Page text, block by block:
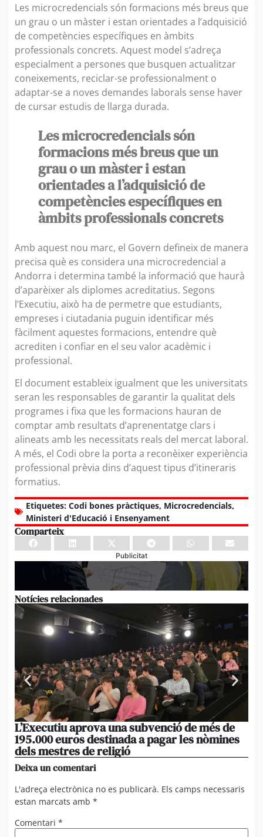
Les microcredencials són formacions més breus que
un grau o un màster i estan orientades a l’adquisició
de competències específiques en àmbits
professionals concrets. Aquest model s’adreça
especialment a persones que busquen actualitzar
coneixements, reciclar-se professionalment o
adaptar-se a noves demandes laborals sense haver
de cursar estudis de llarga durada.
Les microcredencials són
formacions més breus que un
grau o un màster i estan
orientades a l’adquisició de
competències específiques en
àmbits professionals concrets
Amb aquest nou marc, el Govern defineix de manera
precisa què es considera una microcredencial a
Andorra i determina també la informació que haurà
d’aparèixer als diplomes acreditatius. Segons
l’Executiu, això ha de permetre que estudiants,
empreses i ciutadania puguin identificar més
fàcilment aquestes formacions, entendre què
acrediten i confiar en el seu valor acadèmic i
professional.
El document estableix igualment que les universitats
seran les responsables de garantir la qualitat dels
programes i fixa que les formacions hauran de
comptar amb resultats d’aprenentatge clars i
alineats amb les necessitats reals del mercat laboral.
A més, el Codi obre la porta a reconèixer experiència
professional prèvia dins d’aquest tipus d’itineraris
formatius.
Etiquetes: Codi bones pràctiques, Microcredencials,
Ministeri d'Educació i Ensenyament
Comparteix
Publicitat
Notícies relacionades
L’Executiu aprova una subvenció de més de
195.000 euros destinada a pagar les nòmines
dels mestres de religió
Deixa un comentari
L'adreça electrònica no es publicarà. Els camps necessaris
estan marcats amb *
Comentari *